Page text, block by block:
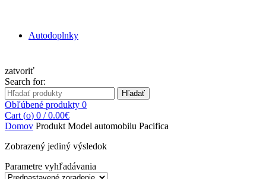
Autodoplnky
zatvoriť
Search for:
Hľadať
Obľúbené produkty 0
Cart (o) 0 / 0.00€
Domov Produkt Model automobilu Pacifica
Zobrazený jediný výsledok
Parametre vyhľadávania